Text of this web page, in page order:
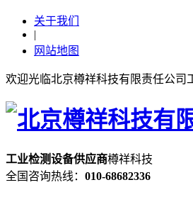
关于我们
|
网站地图
欢迎光临北京樽祥科技有限责任公司
工业检测设备供应商樽祥科技
全国咨询热线： 010-68682336